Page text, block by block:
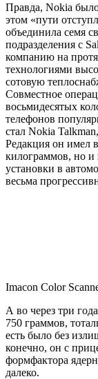
Правда, Nokia
этом «пути
объединила семя
подразделения с
компанию на
технологиями
сотовую
Совместное
восьмидесятых
телефонов
стал Nokia
Редакция он имел
килограммов, но и
установки в
весьма
Imacon Color
А во через три
750 граммов,
есть было без
конечно, он с
формфактора
далеко.